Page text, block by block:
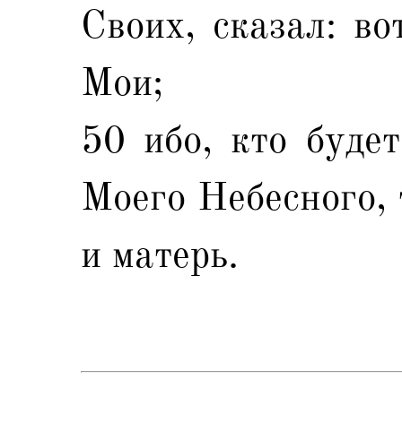
Своих, сказал:
Мои;
50 ибо, кто
Моего Небесного,
и матерь.